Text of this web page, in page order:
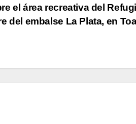
el área recreativa del
del embalse La Plata, en